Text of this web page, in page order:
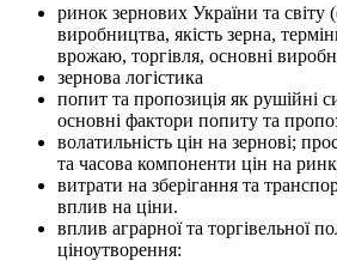
ринок зернових України та світу
виробництва, якість зерна,
врожаю, торгівля, основні
зернова логістика
попит та пропозиція як рушійні
основні фактори попиту та
волатильність цін на зернові;
та часова компоненти цін на
витрати на зберігання та
вплив на ціни.
вплив аграрної та торгівельної
ціноутворення: